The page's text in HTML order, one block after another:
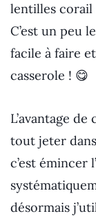
lentilles corail
C’est un peu
facile à faire
casserole ! 😋
L’avantage
tout jeter
c’est émincer
désormais